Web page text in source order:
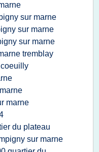
sur marne
sur marne
sur marne
tremblay
marne
du plateau
sur marne